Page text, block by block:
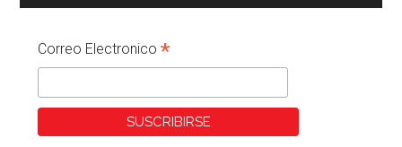
Correo Electronico*